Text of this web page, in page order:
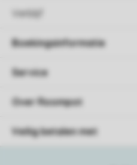
Verblijf
Boekingsinformatie
Service
Over Roompot
Veilig betalen met